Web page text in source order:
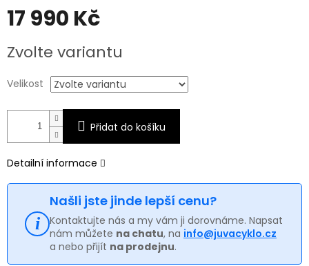
17 990 Kč
cena:
Zvolte variantu
Velikost
Přidat do košíku
Detailní informace
Našli jste jinde lepší cenu?
Kontaktujte nás a my vám ji dorovnáme. Napsat
nám můžete na chatu, na info@juvacyklo.cz
a nebo přijít na prodejnu.